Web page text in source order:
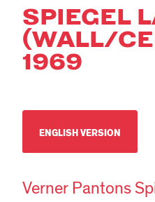
SPIEGEL
(WALL/
1969
ENGLISH VERSION
Verner Pantons